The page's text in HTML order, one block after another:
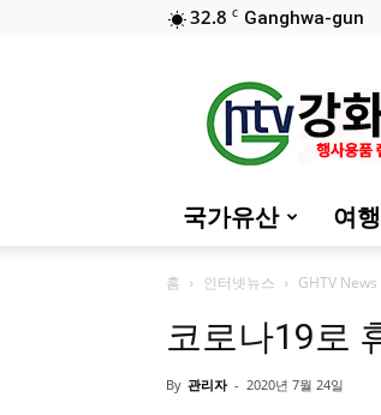
32.8 C Ganghwa-gun
화
컴
(
대
국가유산 여
홈 인터넷뉴스 GHTV News
코로나19로
By 관리자 - 2020년 7월 24일